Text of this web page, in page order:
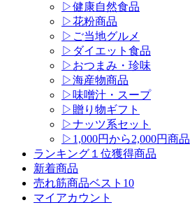
▷健康自然食品
▷花粉商品
▷ご当地グルメ
▷ダイエット食品
▷おつまみ・珍味
▷海産物商品
▷味噌汁・スープ
▷贈り物ギフト
▷ナッツ系セット
▷1,000円から2,000円商品
ランキング１位獲得商品
新着商品
売れ筋商品ベスト10
マイアカウント